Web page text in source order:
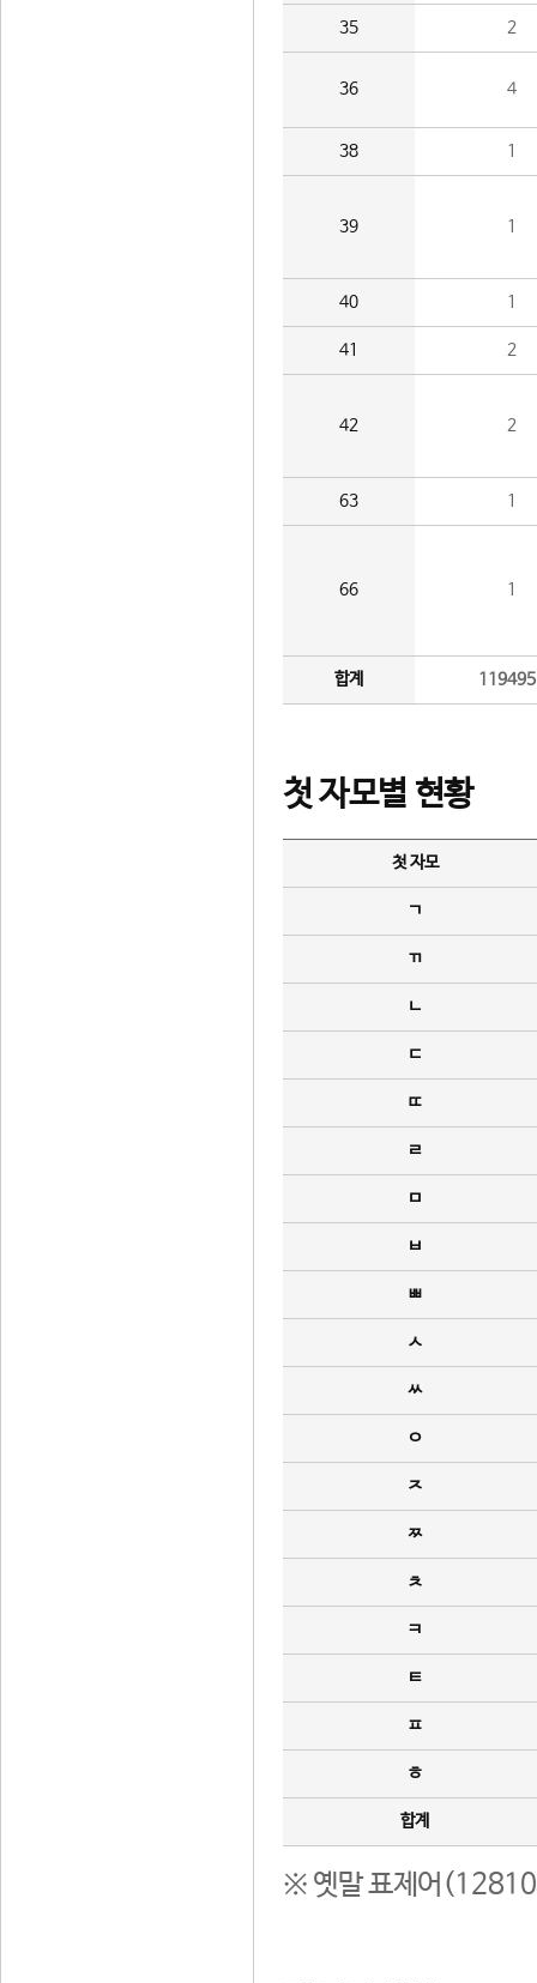
35 2
36 4
38 1
39 1
40 1
41 2
42 2
63 1
66 1
합계
첫 자모별 현황
첫 자모
ㄱ
ㄲ
ㄴ
ㄷ
ㄸ
ㄹ
ㅁ
ㅂ
ㅃ
ㅅ
ㅆ
ㅇ
ㅈ
ㅉ
ㅊ
ㅋ
ㅌ
ㅍ
ㅎ
합계
※ 옛말 표제어(12810